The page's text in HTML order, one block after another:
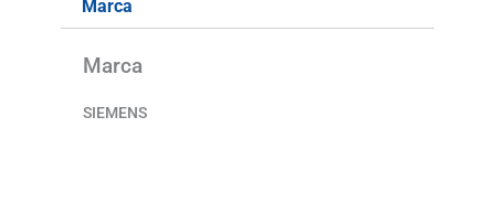
Marca
Marca
SIEMENS